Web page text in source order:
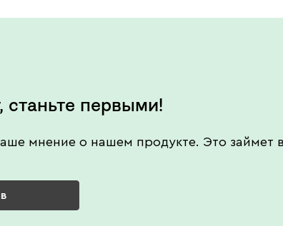
станьте первыми!
мнение о нашем продукте. Это займет